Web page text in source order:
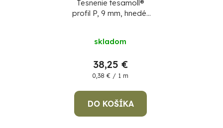
Tesnenie tesamoll®
profil P, 9 mm, hnedé,
skladom
38,25 €
Jednotková
0,38 € / 1 m
DO KOŠÍKA